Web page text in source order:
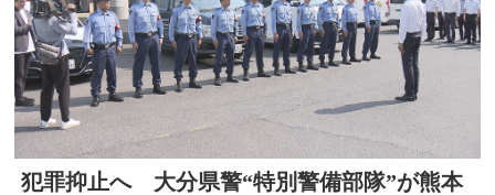
犯罪抑止へ 大分県警“特別警備部隊”が熊本